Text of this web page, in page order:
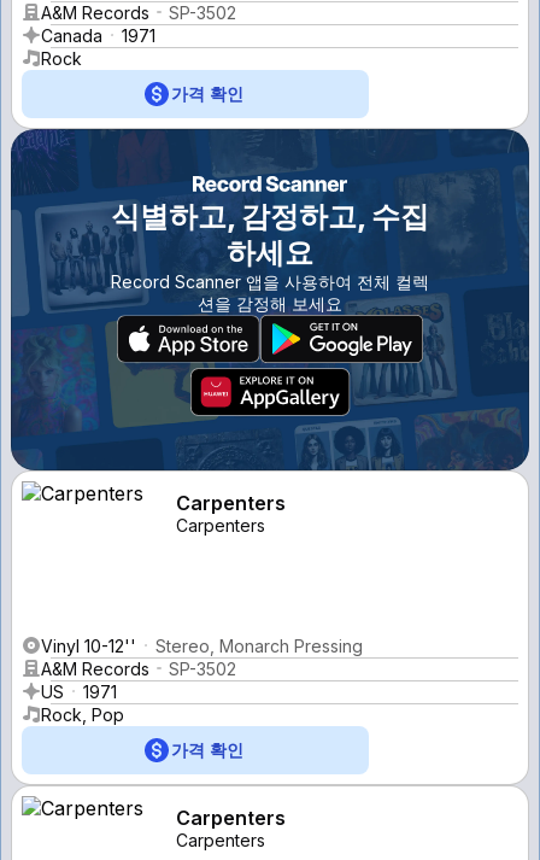
A&M Records
SP-3502
Canada
1971
Rock
가격 확인
식별하고, 감정하고, 수집
하세요
Record Scanner 앱을 사용하여 전체 컬렉
션을 감정해 보세요
Carpenters
Carpenters
Vinyl 10-12''
Stereo, Monarch Pressing
A&M Records
SP-3502
US
1971
Rock, Pop
가격 확인
Carpenters
Carpenters